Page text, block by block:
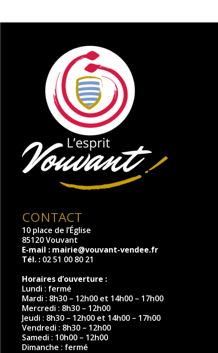
CONTACT
10 place de l’Église
85120 Vouvant
E-mail : mairie@vouvant-vendee.fr
Tél. : 02 51 00 80 21
Horaires d’ouverture :
Lundi : fermé
Mardi : 8h30 – 12h00 et 14h00 – 17h00
Mercredi : 8h30 – 12h00
Jeudi : 8h30 – 12h00 et 14h00 – 17h00
Vendredi : 8h30 – 12h00
Samedi : 10h00 – 12h00
Dimanche : fermé